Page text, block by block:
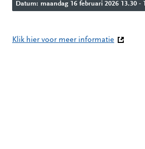
Datum: maandag 16 februari 2026 13.30 -
Klik hier voor meer informatie (Deze